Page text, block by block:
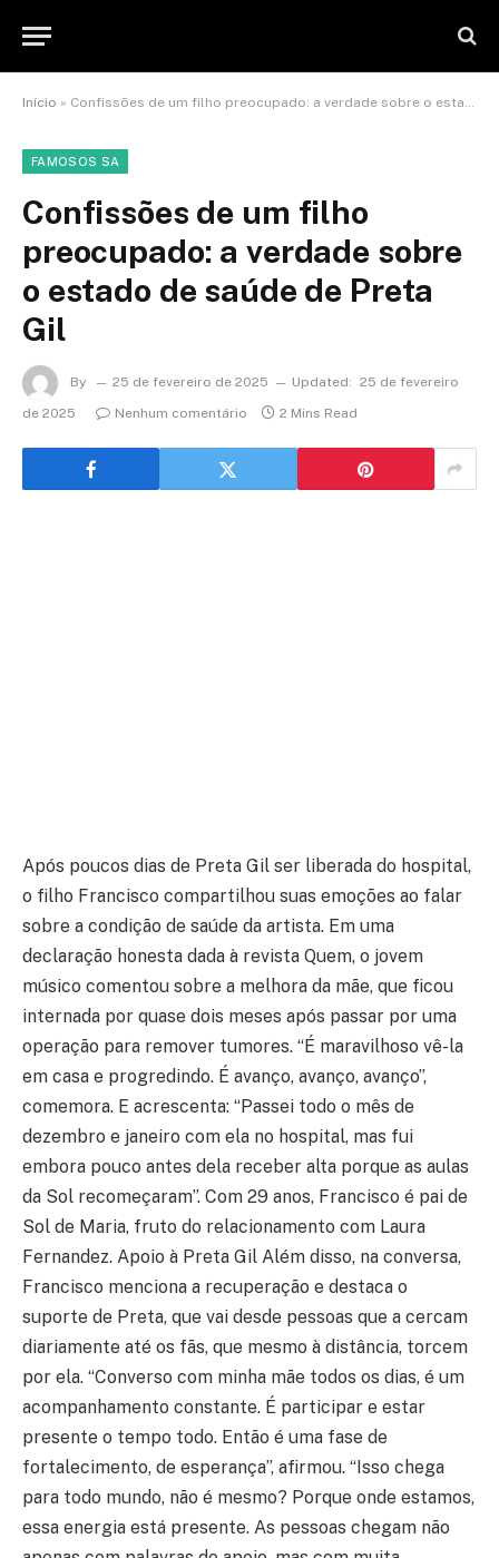
Início » Confissões de um filho preocupado: a verdade sobre o estado de saúde de Preta Gil
FAMOSOS SA
Confissões de um filho
preocupado: a verdade sobre
o estado de saúde de Preta
Gil
By 25 de fevereiro de 2025 Updated: 25 de fevereiro
de 2025
Nenhum comentário 2 Mins Read
Após poucos dias de Preta Gil ser liberada do hospital,
o filho Francisco compartilhou suas emoções ao falar
sobre a condição de saúde da artista. Em uma
declaração honesta dada à revista Quem, o jovem
músico comentou sobre a melhora da mãe, que ficou
internada por quase dois meses após passar por uma
operação para remover tumores. “É maravilhoso vê-la
em casa e progredindo. É avanço, avanço, avanço”,
comemora. E acrescenta: “Passei todo o mês de
dezembro e janeiro com ela no hospital, mas fui
embora pouco antes dela receber alta porque as aulas
da Sol recomeçaram”. Com 29 anos, Francisco é pai de
Sol de Maria, fruto do relacionamento com Laura
Fernandez. Apoio à Preta Gil Além disso, na conversa,
Francisco menciona a recuperação e destaca o
suporte de Preta, que vai desde pessoas que a cercam
diariamente até os fãs, que mesmo à distância, torcem
por ela. “Converso com minha mãe todos os dias, é um
acompanhamento constante. É participar e estar
presente o tempo todo. Então é uma fase de
fortalecimento, de esperança”, afirmou. “Isso chega
para todo mundo, não é mesmo? Porque onde estamos,
essa energia está presente. As pessoas chegam não